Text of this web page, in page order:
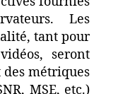
Les
tant pour
seront
métriques
MSE, etc.)